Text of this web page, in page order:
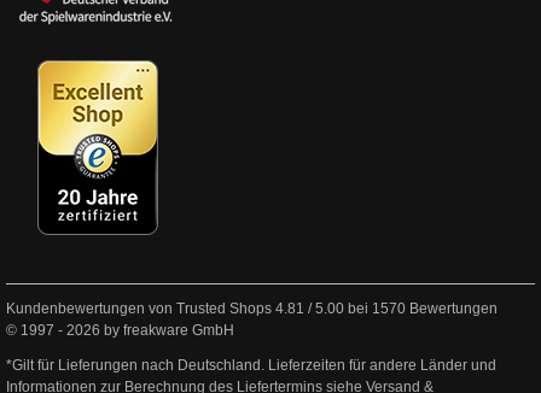
Kundenbewertungen von Trusted Shops 4.81 /5.00 bei 1570 Bewertungen
© 1997 - 2026 by freakware GmbH
*Gilt für Lieferungen nach Deutschland. Lieferzeiten für andere Länder und
Informationen zur Berechnung des Liefertermins siehe Versand &